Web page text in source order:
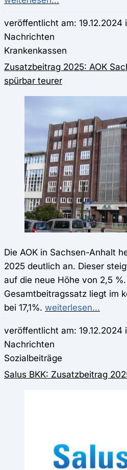
veröffentlicht am: 19.12.2024
Nachrichten
Krankenkassen
Zusatzbeitrag 2025: AOK
spürbar teurer
Die AOK in Sachsen-Anhalt
2025 deutlich an. Dieser
auf die neue Höhe von 2,5
Gesamtbeitragssatz liegt im
bei 17,1%. weiterlesen...
veröffentlicht am: 19.12.2024
Nachrichten
Sozialbeiträge
Salus BKK: Zusatzbeitrag